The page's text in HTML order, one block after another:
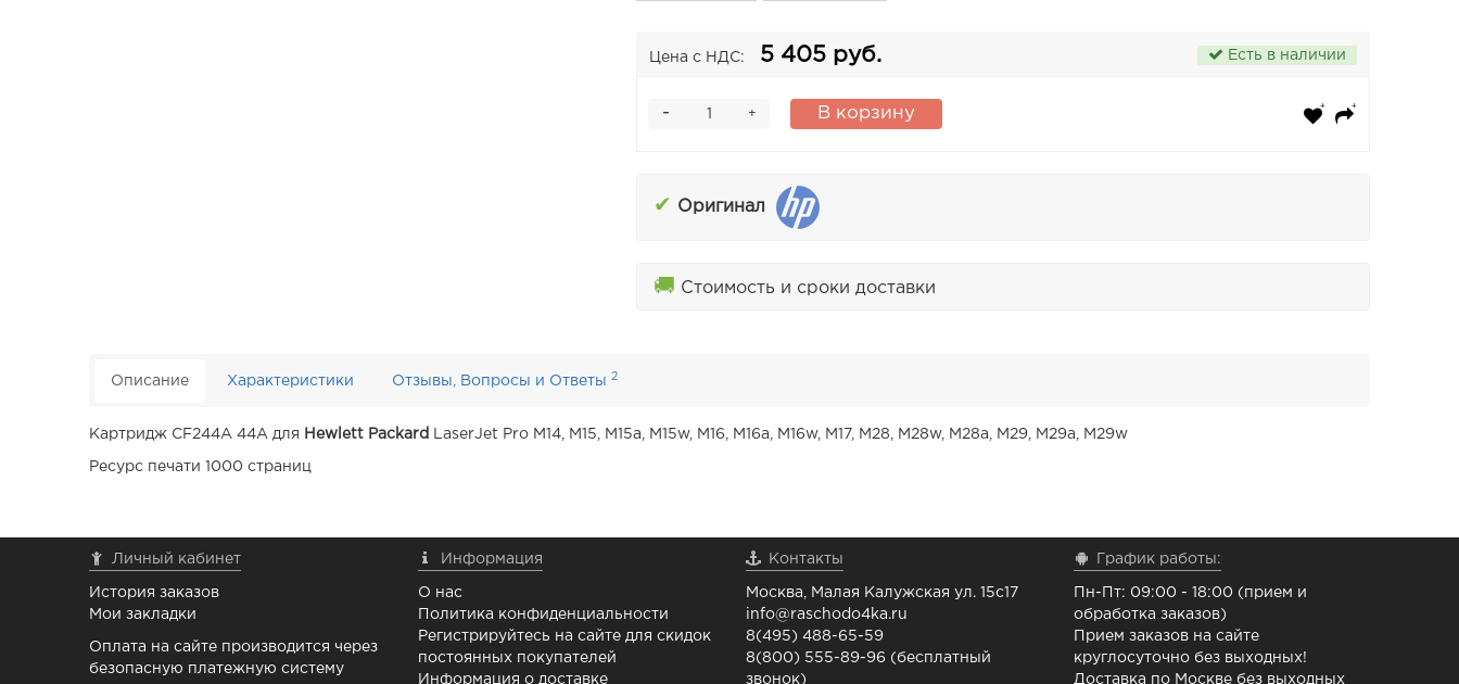
Цена с НДС: 5 405 руб. Есть в наличии
+
- В корзину
✔ Оригинал
🚚 Стоимость и сроки доставки
Описание Характеристики Отзывы, Вопросы и Ответы2
Картридж CF244A 44A для Hewlett Packard LaserJet Pro M14, M15, M15a, M15w, M16, M16a, M16w, M17, M28, M28w, M28a, M29, M29a, M29w
Ресурс печати 1000 страниц
Личный кабинет
История заказов
Мои закладки
Оплата на сайте производится через
безопасную платежную систему
Информация
О нас
Политика конфиденциальности
Регистрируйтесь на сайте для скидок
постоянных покупателей
Информация о доставке
Контакты
Москва, Малая Калужская ул. 15с17
info@raschodo4ka.ru
8(495) 488-65-59
8(800) 555-89-96 (бесплатный
звонок)
График работы:
Пн-Пт: 09:00 - 18:00 (прием и
обработка заказов)
Прием заказов на сайте
круглосуточно без выходных!
Доставка по Москве без выходных